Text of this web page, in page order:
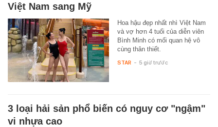
Việt Nam sang Mỹ
Hoa hậu đẹp nhất nhì Việt Nam
và vợ hơn 4 tuổi của diễn viên
Bình Minh có mối quan hệ vô
cùng thân thiết.
STAR - 5 giờ trước
3 loại hải sản phổ biến có nguy cơ "ngậm"
vi nhựa cao